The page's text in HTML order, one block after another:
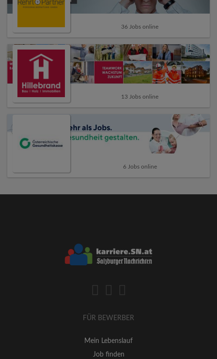
36 Jobs online
13 Jobs online
6 Jobs online
FÜR BEWERBER
Mein Lebenslauf
Job finden